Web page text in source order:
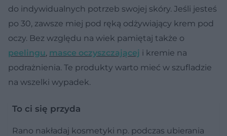
do indywidualnych potrzeb swojej skóry. Jeśli jesteś
po 30, zawsze miej pod ręką odżywiający krem pod
oczy. Bez względu na wiek pamiętaj także o
peelingu, masce oczyszczającej i kremie na
podrażnienia. Te produkty warto mieć w szufladzie
na wszelki wypadek.
To ci się przyda
Rano nakładaj kosmetyki np. podczas ubierania